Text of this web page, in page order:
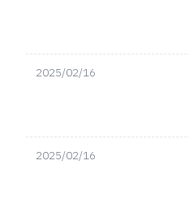
2025/02/16
2025/02/16